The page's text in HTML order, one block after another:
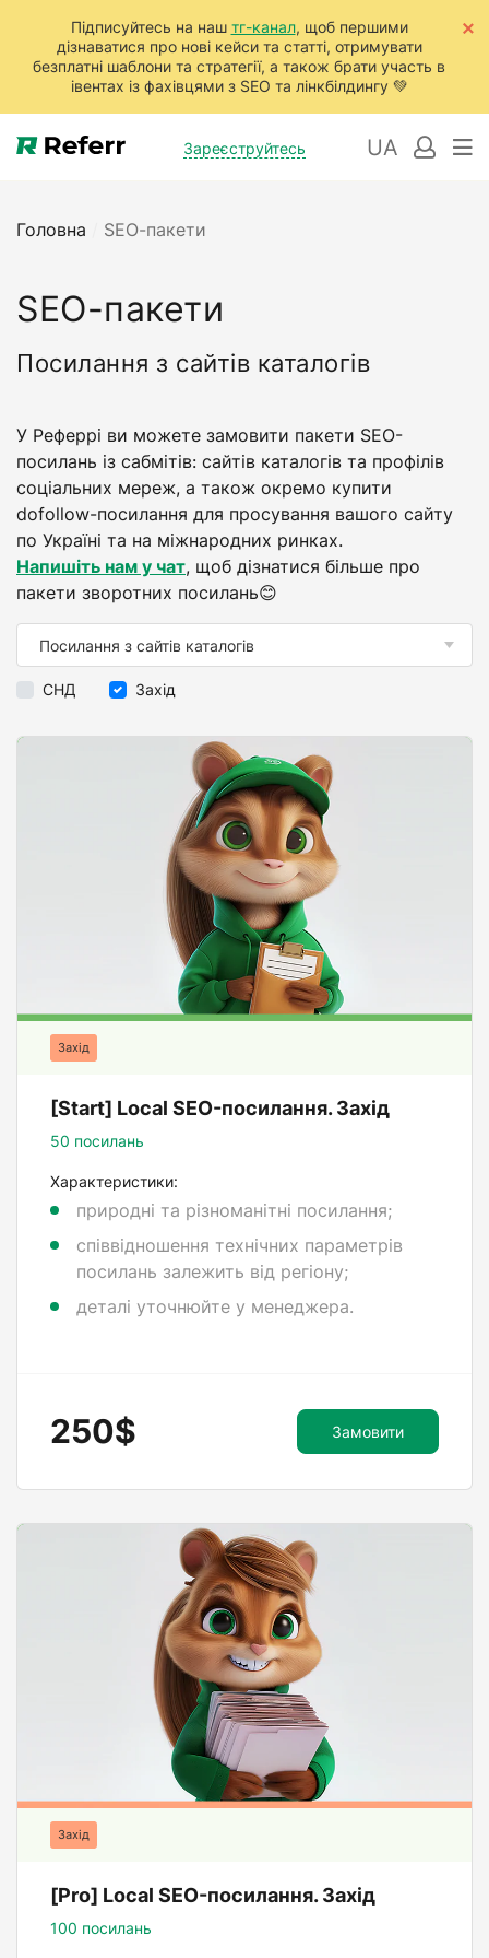
Підписуйтесь на наш тг-канал, щоб першими
дізнаватися про нові кейси та статті, отримувати
безплатні шаблони та стратегії, а також брати участь в
івентах із фахівцями з SEO та лінкбілдингу 💚
Зареєструйтесь UA
Головна SЕО-пакети
SЕО-пакети
Посилання з сайтів каталогів
У Реферрі ви можете замовити пакети SEO-
посилань із сабмітів: сайтів каталогів та профілів
соціальних мереж, а також окремо купити
dofollow-посилання для просування вашого сайту
по Україні та на міжнародних ринках.
Напишіть нам у чат, щоб дізнатися більше про
пакети зворотних посилань😊
СНД Захід
Захід
[Start] Local SEO-посилання. Захід
50 посилань
Характеристики:
природні та різноманітні посилання;
співвідношення технічних параметрів
посилань залежить від регіону;
деталі уточнюйте у менеджера.
250$ Замовити
Захід
[Pro] Local SEO-посилання. Захід
100 посилань